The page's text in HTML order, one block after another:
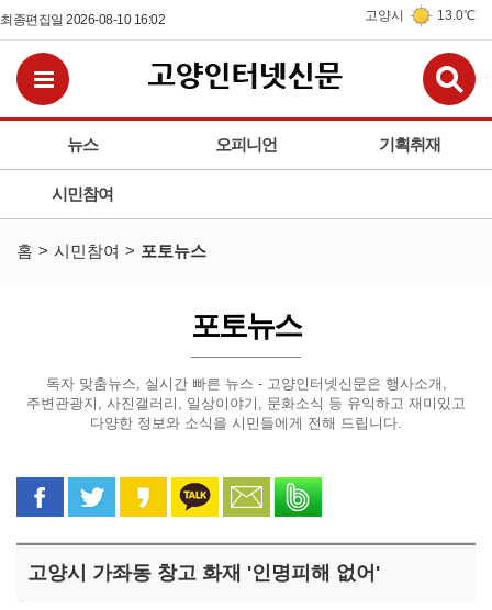
최종편집일 2026-08-10 16:02 고양시 13.0℃
뉴스 오피니언 기획취재
시민참여
전체메뉴보기
홈 시민참여 포토뉴스
포토뉴스
독자 맞춤뉴스, 실시간 빠른 뉴스 - 고양인터넷신문은 행사소개,
주변관광지, 사진갤러리, 일상이야기, 문화소식 등 유익하고 재미있고
다양한 정보와 소식을 시민들에게 전해 드립니다.
페이스북으로 공유
트위터로 공유카카오 스토리로 공유
카카오톡으로 공유
문자로 공유
고양시 가좌동 창고 화재 '인명피해 없어'